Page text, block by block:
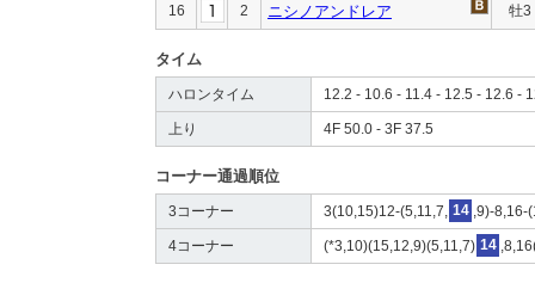
16 2 ニシノアンドレア 牡3
タイム
ハロンタイム 12.2 - 10.6 - 11.4 - 12.5 - 12.6 -
上り 4F 50.0 - 3F 37.5
コーナー通過順位
3コーナー 3(10,15)12-(5,11,7, 14 ,9)-8,16-
4コーナー (*3,10)(15,12,9)(5,11,7) 14